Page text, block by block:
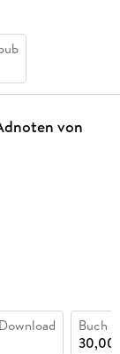
von
Buch
30,00